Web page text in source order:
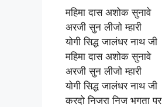
महिमा दास अशोक सुनावे
अरजी सुन लीजो म्हारी
योगी सिद्ध जालंधर नाथ जी
महिमा दास अशोक सुनावे
अरजी सुन लीजो म्हारी
योगी सिद्ध जालंधर नाथ जी
करदो निजरा निज भगता पर